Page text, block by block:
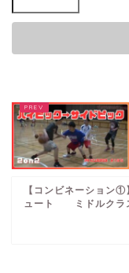
【コンビネーション
ュート ミドルクラ